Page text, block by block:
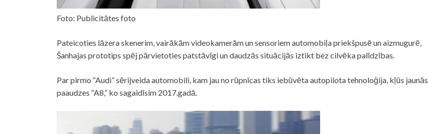
Foto: Publicitātes foto
Pateicoties lāzera skenerim, vairākām videokamerām un sensoriem automobiļa priekšpusē un aizmugurē,
Šanhajas prototips spēj pārvietoties patstāvīgi un daudzās situācijās iztikt bez cilvēka palīdzības.
Par pirmo “Audi” sērijveida automobili, kam jau no rūpnīcas tiks iebūvēta autopilota tehnoloģija, kļūs jaunās
paaudzes “A8,” ko sagaidīsim 2017.gadā.